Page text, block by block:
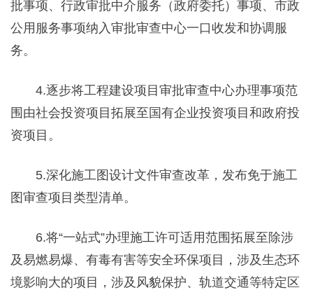
批事项、行政审批中介服务（政府委托）事项、市政
公用服务事项纳入审批审查中心一口收发和协调服
务。
4.逐步将工程建设项目审批审查中心办理事项范
围由社会投资项目拓展至国有企业投资项目和政府投
资项目。
5.深化施工图设计文件审查改革，发布免于施工
图审查项目类型清单。
6.将“一站式”办理施工许可适用范围拓展至除涉
及易燃易爆、有毒有害等安全环保项目，涉及生态环
境影响大的项目，涉及风貌保护、轨道交通等特定区